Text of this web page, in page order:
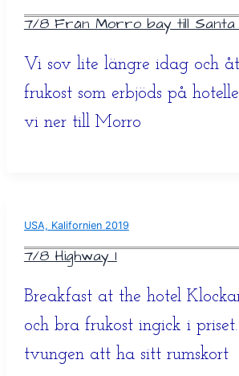
7/8 Från Morro bay till
Vi sov lite längre idag och
frukost som erbjöds på
vi ner till Morro
USA, Kalifornien 2019
7/8 Highway 1
Breakfast at the hotel
och bra frukost ingick i
tvungen att ha sitt rumskort